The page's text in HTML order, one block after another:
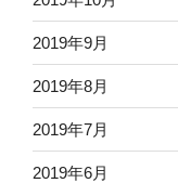
2019年9月
2019年8月
2019年7月
2019年6月